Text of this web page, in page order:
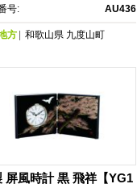
号:
AU436
方 和歌山県 九度山町
屏風時計 黒 飛祥【YG1